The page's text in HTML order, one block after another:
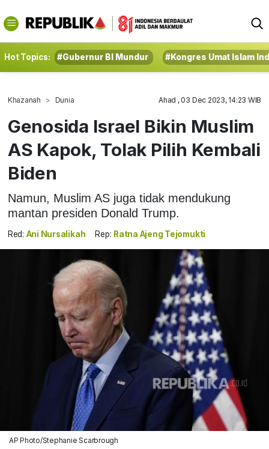
Hot Topics: #Gubernur BI Mundur #Kongres Umat Islam
Khazanah Dunia Ahad , 03 Dec 2023, 14:23 WIB
Genosida Israel Bikin Muslim
AS Kapok, Tolak Pilih Kembali
Biden
Namun, Muslim AS juga tidak mendukung
mantan presiden Donald Trump.
Red: Ani Nursalikah Rep: Ratna Ajeng Tejomukti
AP Photo/Stephanie Scarbrough